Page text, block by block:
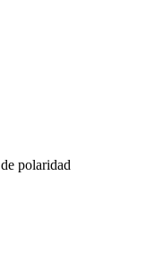
polaridad